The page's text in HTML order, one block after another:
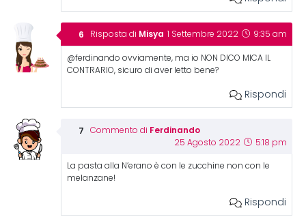
Risposta di Misya 1 Settembre 2022 9:35 am
@ferdinando ovviamente, ma io NON DICO MICA IL
CONTRARIO, sicuro di aver letto bene?
Rispondi
Commento di Ferdinando
25 Agosto 2022 5:18 pm
La pasta alla N’erano è con le zucchine non con le
melanzane!
Rispondi